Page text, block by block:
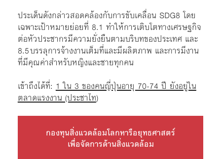
ประเด็นดังกล่าวสอดคล้องกับการขับเคลื่อน SDG8 โดย
เฉพาะเป้าหมายย่อยที่ 8.1 ทำให้การเติบโตทางเศรษฐกิจ
ต่อหัวประชากรมีความยั่งยืนตามบริบทของประเทศ และ
8.5 บรรลุการจ้างงานเต็มที่และมีผลิตภาพ และการมีงาน
ที่มีคุณค่าสำหรับหญิงและชายทุกคน
เข้าถึงได้ที่:1 ใน 3 ของคนญี่ปุ่นอายุ 70-74 ปี ยังอยู่ใน
ตลาดแรงงาน (ประชาไท)
กองทุนสิ่งแวดล้อมโลกหารือยุทธศาสตร์
เพื่อจัดการด้านสิ่งแวดล้อม